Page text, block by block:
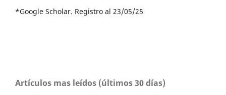
*Google Scholar. Registro al 23/05/25
Artículos mas leídos (últimos 30 días)